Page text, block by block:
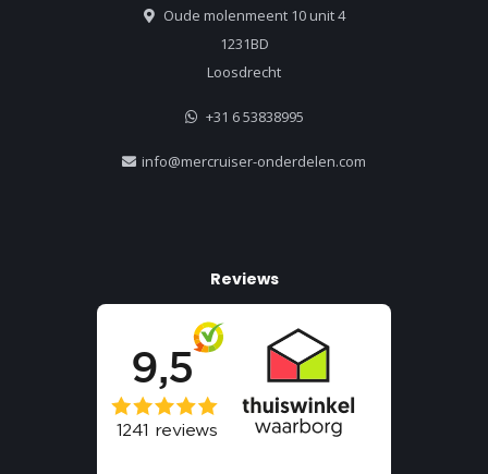
Oude molenmeent 10 unit 4
1231BD
Loosdrecht
+31 6 53838995
info@mercruiser-onderdelen.com
Reviews